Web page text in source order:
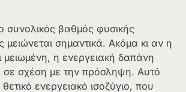
συνολικός βαθμός φυσικής
μειώνεται σημαντικά. Ακόμα κι αν η
μειωμένη, η ενεργειακή δαπάνη
σε σχέση με την πρόσληψη. Αυτό
ενεργειακό ισοζύγιο, που